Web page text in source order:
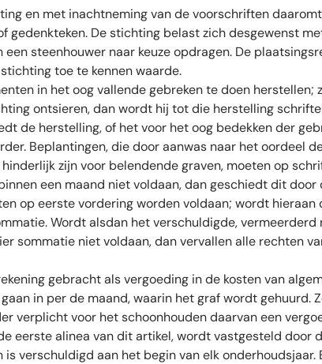
en met inachtneming van de voorschriften
gedenkteken. De stichting belast zich desgewenst
steenhouwer naar keuze opdragen. De
toe te kennen waarde.
in het oog vallende gebreken te doen herstellen;
ontsieren, dan wordt hij tot die herstelling
de herstelling, of het voor het oog bedekken der
Beplantingen, die door aanwas naar het oordeel
zijn voor belendende graven, moeten op
een maand niet voldaan, dan geschiedt dit
op eerste vordering worden voldaan; wordt hieraan
Wordt alsdan het verschuldigde, vermeerderd
sommatie niet voldaan, dan vervallen alle rechten
gebracht als vergoeding in de kosten van
in per de maand, waarin het graf wordt gehuurd.
verplicht voor het schoonhouden daarvan een
eerste alinea van dit artikel, wordt vastgesteld door
verschuldigd aan het begin van elk